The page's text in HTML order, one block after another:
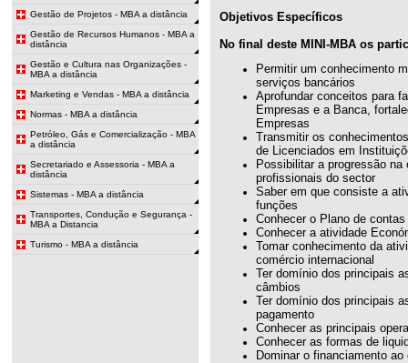
Gestão de Projetos - MBA a distância
Gestão de Recursos Humanos - MBA a
distância
Gestão e Cultura nas Organizações -
MBA a distância
Marketing e Vendas - MBA a distância
Normas - MBA a distância
Petróleo, Gás e Comercialização - MBA
a distância
Secretariado e Assessoria - MBA a
distância
Sistemas - MBA a distância
Transportes, Condução e Segurança -
MBA a Distancia
Turismo - MBA a distância
Objetivos Específicos
No final deste MINI-MBA os
Permitir um conhecimento
serviços bancários
Aprofundar conceitos para
Empresas e a Banca,
Empresas
Transmitir os
de Licenciados em
Possibilitar a progressão na
profissionais do sector
Saber em que consiste a
funções
Conhecer o Plano de
Conhecer a atividade
Tomar conhecimento da
comércio internacional
Ter domínio dos principais
câmbios
Ter domínio dos principais
pagamento
Conhecer as principais
Conhecer as formas de
Dominar o financiamento